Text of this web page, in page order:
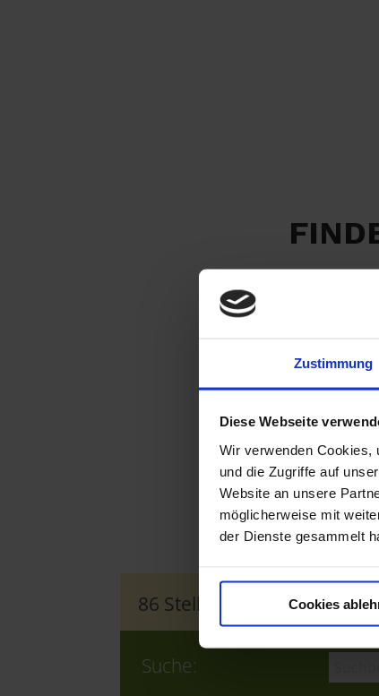
Zustimmung
Diese Webseite
Wir verwenden Cookies,
und die Zugriffe auf
Website an unsere
möglicherweise mit
der Dienste gesammelt
Cookies